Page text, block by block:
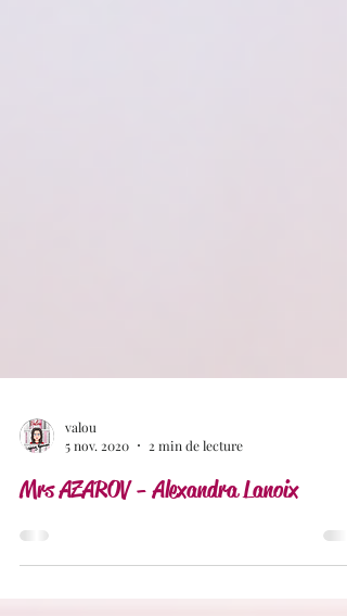
5 nov. 2020
2 min de lecture
Mrs AZAROV - Alexandra Lanoix